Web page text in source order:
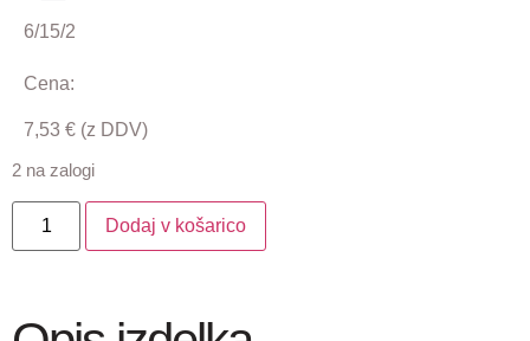
6/15/2
Cena:
7,53 € (z DDV)
2 na zalogi
Dodaj v košarico